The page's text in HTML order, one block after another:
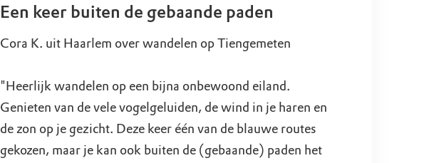
Een keer buiten de gebaande paden
Cora K. uit Haarlem over wandelen op Tiengemeten
"Heerlijk wandelen op een bijna onbewoond eiland.
Genieten van de vele vogelgeluiden, de wind in je haren en
de zon op je gezicht. Deze keer één van de blauwe routes
gekozen, maar je kan ook buiten de (gebaande) paden het